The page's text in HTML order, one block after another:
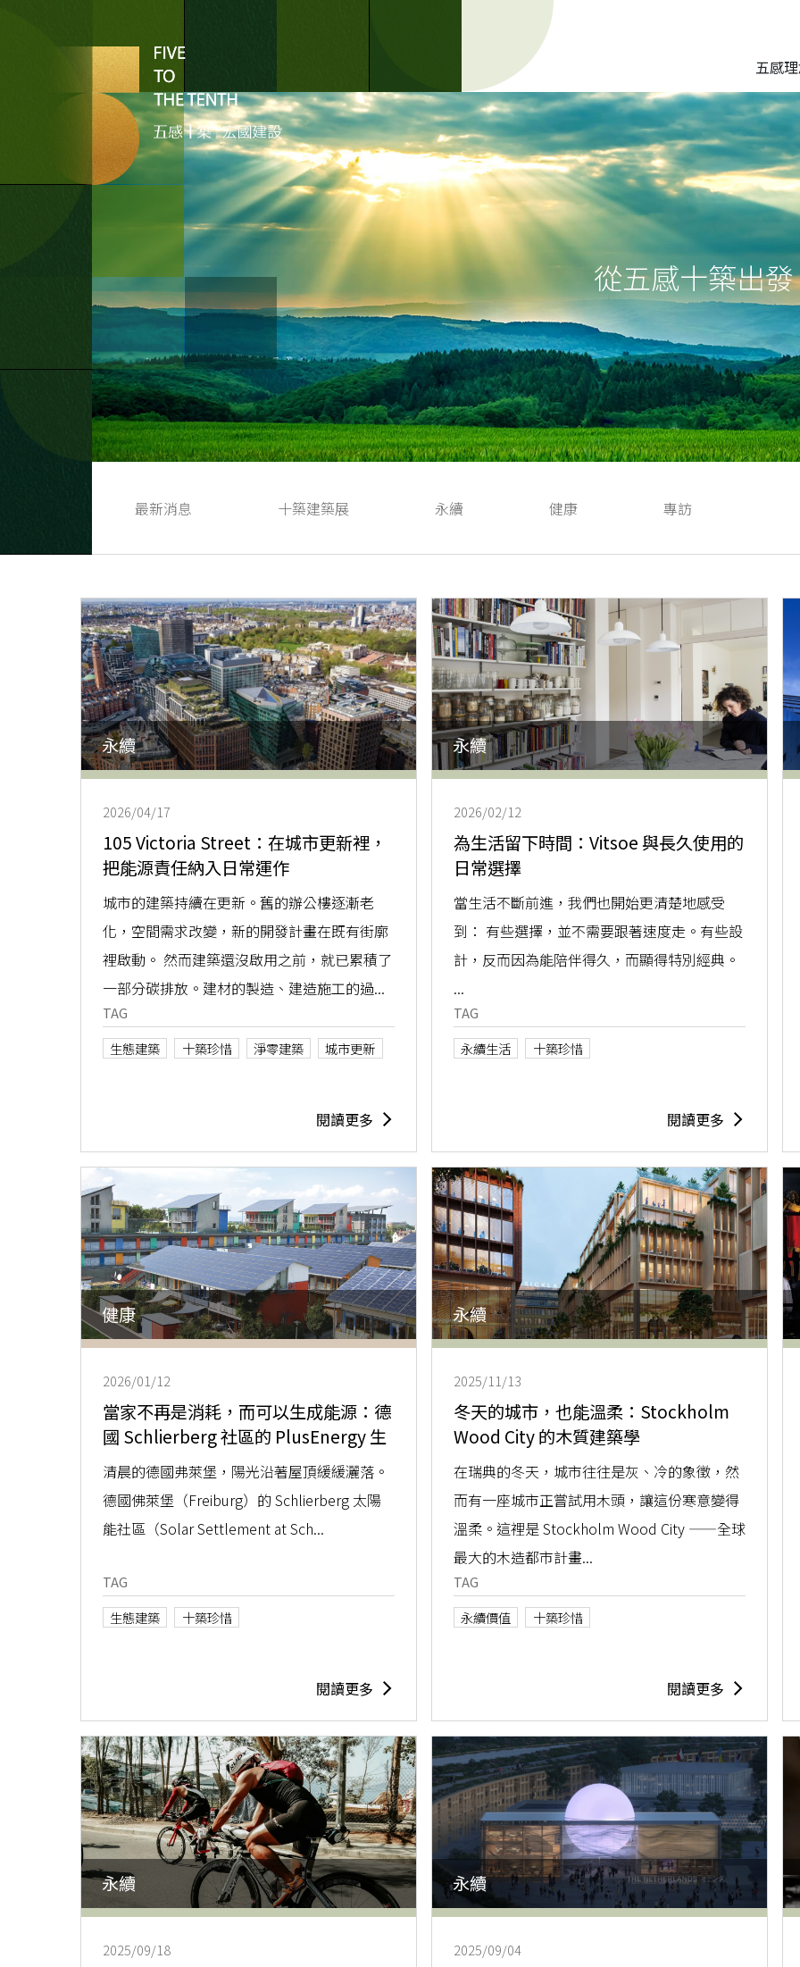
五感
從五感十築出
最新消息 十築建築展 永續 健康 專訪
永續
2026/04/17
105 Victoria Street：在城市更新裡，
把能源責任納入日常運作
城市的建築持續在更新。舊的辦公樓逐漸老
化，空間需求改變，新的開發計畫在既有街廓
裡啟動。 然而建築還沒啟用之前，就已累積了
一部分碳排放。建材的製造、建造施工的過...
TAG
生態建築
十築珍惜 淨零建築 城市更新
閱讀更多
永續
2026/02/12
為生活留下時間：Vitsoe 與長久使用的
日常選擇
當生活不斷前進，我們也開始更清楚地感受
到： 有些選擇，並不需要跟著速度走。有些設
計，反而因為能陪伴得久，而顯得特別經典。
...
TAG
永續生活
十築珍惜
閱讀更多
健康
2026/01/12
當家不再是消耗，而可以生成能源：德
國 Schlierberg 社區的 PlusEnergy 生
活
清晨的德國弗萊堡，陽光沿著屋頂緩緩灑落。
德國佛萊堡（Freiburg）的 Schlierberg 太陽
能社區（Solar Settlement at Sch...
TAG
生態建築
十築珍惜
閱讀更多
永續
2025/11/13
冬天的城市，也能溫柔：Stockholm
Wood City 的木質建築學
在瑞典的冬天，城市往往是灰、冷的象徵，然
而有一座城市正嘗試用木頭，讓這份寒意變得
溫柔。這裡是 Stockholm Wood City ——全球
最大的木造都市計畫...
TAG
永續價值
十築珍惜
閱讀更多
永續
2025/09/18
永續
2025/09/04